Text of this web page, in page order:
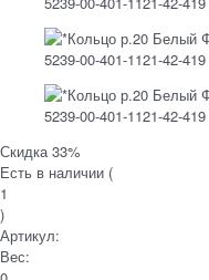
Скидка 33%
Есть в наличии (
1
)
Артикул:
Вес: